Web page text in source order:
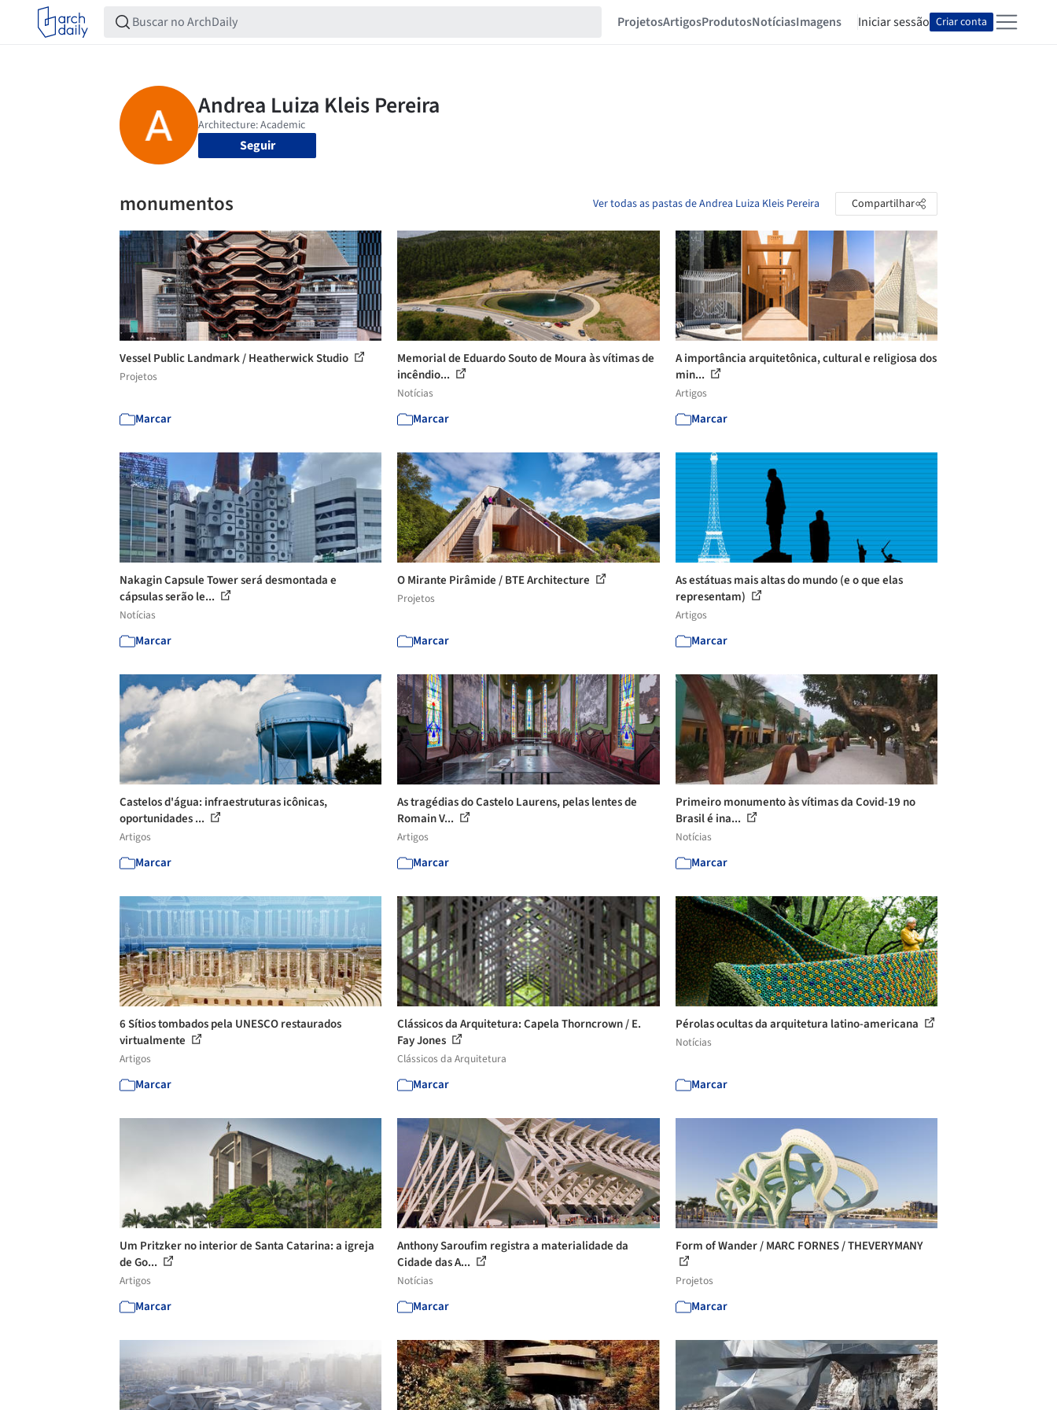
ProjetosArtigosProdutosNotíciasImagens Iniciar sessão Criar conta
Seguir
monumentos Ver todas as pastas de Andrea Luiza Kleis Pereira Compartilhar
Vessel Public Landmark / Heatherwick Studio
Projetos
Marcar
Memorial de Eduardo Souto de Moura às vítimas de
incêndio...
Notícias
Marcar
A importância arquitetônica, cultural e religiosa dos
min...
Artigos
Marcar
Nakagin Capsule Tower será desmontada e
cápsulas serão le...
Notícias
Marcar
O Mirante Pirâmide / BTE Architecture
Projetos
Marcar
As estátuas mais altas do mundo (e o que elas
representam)
Artigos
Marcar
Castelos d'água: infraestruturas icônicas,
oportunidades ...
Artigos
Marcar
As tragédias do Castelo Laurens, pelas lentes de
Romain V...
Artigos
Marcar
Primeiro monumento às vítimas da Covid-19 no
Brasil é ina...
Notícias
Marcar
6 Sítios tombados pela UNESCO restaurados
virtualmente
Artigos
Marcar
Clássicos da Arquitetura: Capela Thorncrown / E.
Fay Jones
Clássicos da Arquitetura
Marcar
Pérolas ocultas da arquitetura latino-americana
Notícias
Marcar
Um Pritzker no interior de Santa Catarina: a igreja
de Go...
Artigos
Marcar
Anthony Saroufim registra a materialidade da
Cidade das A...
Notícias
Marcar
Form of Wander / MARC FORNES / THEVERYMANY
Projetos
Marcar